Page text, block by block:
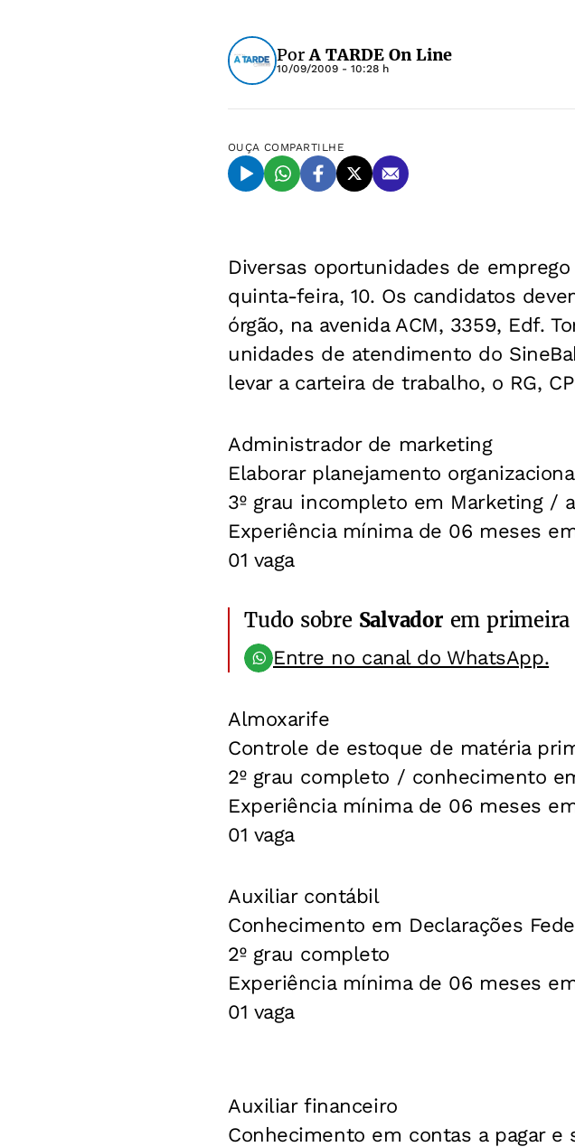
PorA TARDE On Line
10/09/2009 - 10:28 h
OUÇA COMPARTILHE
Diversas oportunidades de
quinta-feira, 10. Os candidatos
órgão, na avenida ACM, 3359, Edf.
unidades de atendimento do
levar a carteira de trabalho, o RG,
Administrador de marketing
Elaborar planejamento
3º grau incompleto em Marketing /
Experiência mínima de 06 meses
01 vaga
Tudo sobre Salvador em primeira
Entre no canal do WhatsApp.
Almoxarife
Controle de estoque de matéria
2º grau completo / conhecimento
Experiência mínima de 06 meses
01 vaga
Auxiliar contábil
Conhecimento em Declarações
2º grau completo
Experiência mínima de 06 meses
01 vaga
Auxiliar financeiro
Conhecimento em contas a pagar e